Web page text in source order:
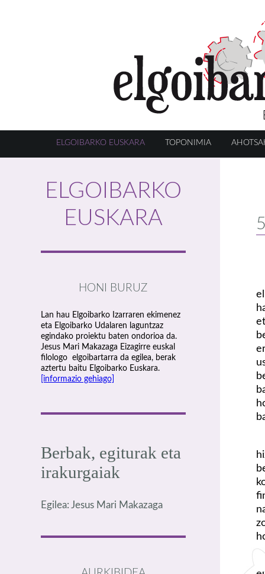
ELGOIBARKO EUSKARA TOPONIMIA
ELGOIBARKO
EUSKARA
HONI BURUZ
Lan hau Elgoibarko Izarraren ekimenez
eta Elgoibarko Udalaren laguntzaz
egindako proiektu baten ondorioa da.
Jesus Mari Makazaga Eizagirre euskal
filologo elgoibartarra da egilea, berak
aztertu baitu Elgoibarko Euskara.
[informazio gehiago]
Berbak, egiturak eta
irakurgaiak
Egilea: Jesus Mari Makazaga